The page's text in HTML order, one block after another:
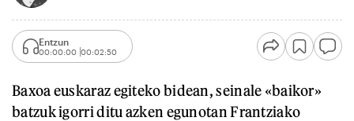
Entzun
00:00:00 00:02:50
Baxoa euskaraz egiteko bidean, seinale «baikor»
batzuk igorri ditu azken egunotan Frantziako